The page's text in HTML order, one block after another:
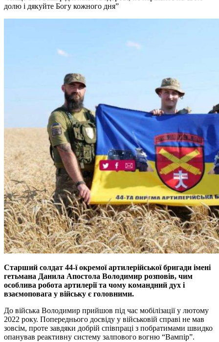
долю і дякуйте Богу кожного дня”
Старший солдат 44-ї окремої артилерійської бригади імені
гетьмана Данила Апостола Володимир розповів, чим
особлива робота артилерії та чому командний дух і
взаємоповага у війську є головними.
До війська Володимир прийшов під час мобілізації у лютому
2022 року. Попереднього досвіду у військовій справі не мав
зовсім, проте завдяки добрій співпраці з побратимами швидко
опанував реактивну систему залпового вогню “Вампір”.